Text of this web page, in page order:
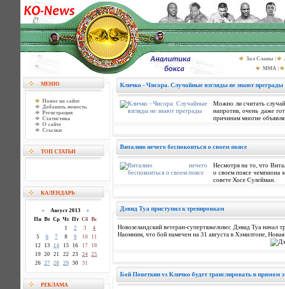
Зал Славы |
MMA |
МЕНЮ
Новое на сайте
Добавить новость
Регистрация
Статистика
О сайте
Ссылки
ТОП СТАТЬИ
КАЛЕНДАРЬ
« Август 2013 »
Пн Вт Ср Чт Пт Сб Вс
1
2 3
4
5
6 7 8 9 10
11
12
13 14 15 16 17
18
19
20 21 22 23 24 25
26
27 28 29 30 31
РЕКЛАМА
Кличко - Чисора. Случайные взгляды не знают преграды
Можно ли считать
напротив, очень даже
причинам многие
Виталию нечего беспокоиться о своем поясе
Несмотря на то, что
о своем поясе чемпиона
совете Хосе Сулейман.
Дэвид Туа приступил к тренировкам
Новозеландский ветеран-супертяжеловес Дэвид Туа начал
Наомним, что бой намечен на 31 августа в Хэмилтоне,
Бой Поветкин vs Кличко будет транслировать в прямом